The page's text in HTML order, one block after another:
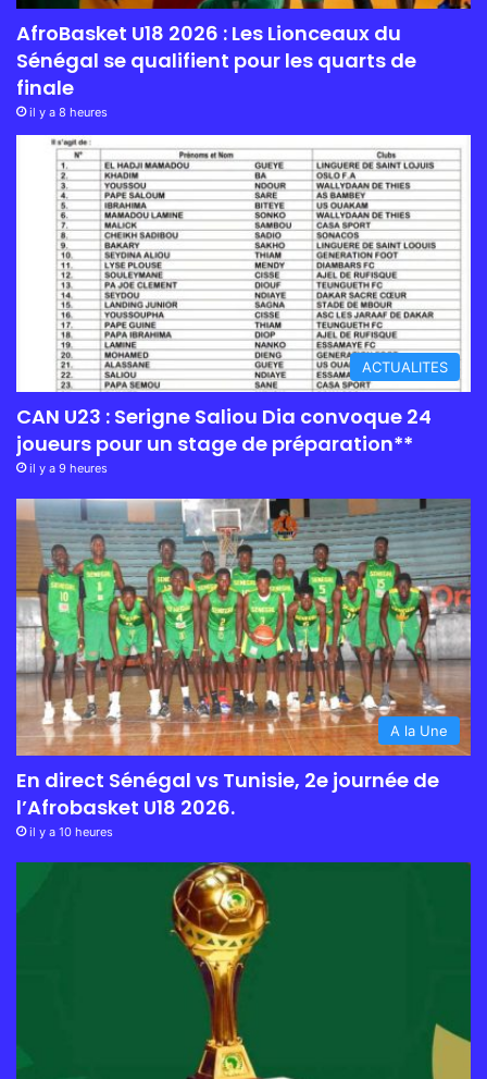
AfroBasket U18 2026 : Les Lionceaux du
Sénégal se qualifient pour les quarts de
finale
il y a 8 heures
ACTUALITES
CAN U23 : Serigne Saliou Dia convoque 24
joueurs pour un stage de préparation**
il y a 9 heures
A la Une
En direct Sénégal vs Tunisie, 2e journée de
l’Afrobasket U18 2026.
il y a 10 heures